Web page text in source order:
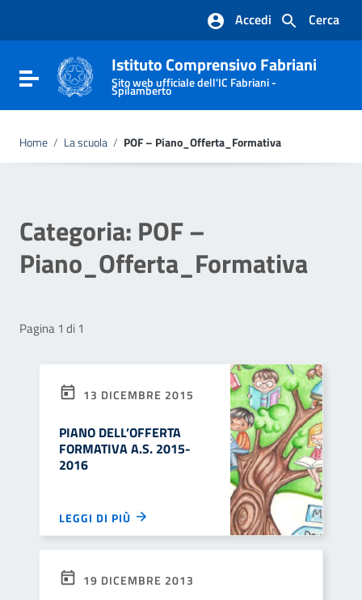
Vai al footer
Cerca
Accedi
Attiva / disattiva la navigazione
Istituto Comprensivo Fabriani
Sito web ufficiale dell'IC Fabriani -
Spilamberto
Home / La scuola / POF – Piano_Offerta_Formativa
Categoria: POF –
Piano_Offerta_Formativa
Pagina 1 di 1
13 DICEMBRE 2015
PIANO DELL’OFFERTA
FORMATIVA A.S. 2015-
2016
LEGGI DI PIÙ
19 DICEMBRE 2013